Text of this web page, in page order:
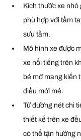
Kích thước xe nhỏ
phù hợp với tầm
sưu tầm.
Mô hình xe được
xe nổi tiếng trên
bé mở mang kiến
điều mới mẻ.
Từ đường nét chi
thiết kế trên xe
có thể tận hưởng